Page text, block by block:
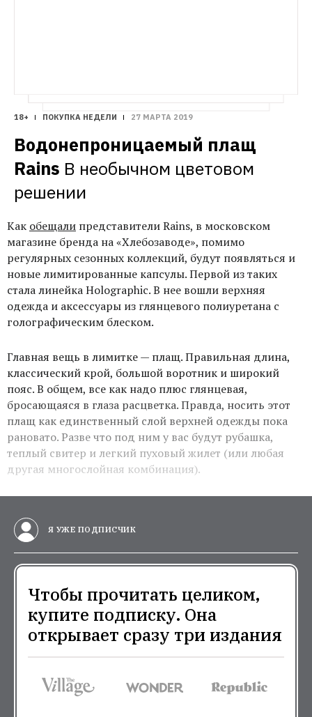
18+ ПОКУПКА НЕДЕЛИ 27 МАРТА 2019
Водонепроницаемый плащ
Rains В необычном цветовом
решении
Как обещали представители Rains, в московском
магазине бренда на «Хлебозаводе», помимо
регулярных сезонных коллекций, будут появляться и
новые лимитированные капсулы. Первой из таких
стала линейка Holographic. В нее вошли верхняя
одежда и аксессуары из глянцевого полиуретана с
голографическим блеском.
Главная вещь в лимитке — плащ. Правильная длина,
классический крой, большой воротник и широкий
пояс. В общем, все как надо плюс глянцевая,
бросающаяся в глаза расцветка. Правда, носить этот
плащ как единственный слой верхней одежды пока
рановато. Разве что под ним у вас будут рубашка,
теплый свитер и легкий пуховый жилет (или любая
другая многослойная комбинация).
Я УЖЕ ПОДПИСЧИК
Чтобы прочитать целиком,
купите подписку. Она
открывает сразу три издания